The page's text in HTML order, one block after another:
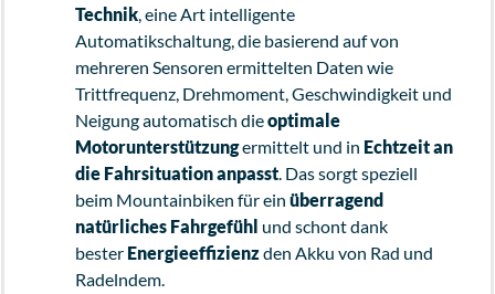
Technik, eine Art intelligente
Automatikschaltung, die basierend auf von
mehreren Sensoren ermittelten Daten wie
Trittfrequenz, Drehmoment, Geschwindigkeit und
Neigung automatisch dieoptimale
Motorunterstützungermittelt und in Echtzeit an
die Fahrsituation anpasst. Das sorgt speziell
beim Mountainbiken für ein überragend
natürliches Fahrgefühl und schont dank
bester Energieeffizienzden Akku von Rad und
Radelndem.